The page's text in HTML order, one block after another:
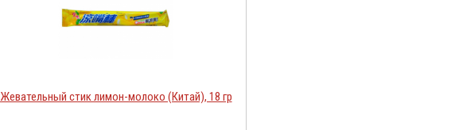
Жевательный стик лимон-молоко (Китай), 18 гр